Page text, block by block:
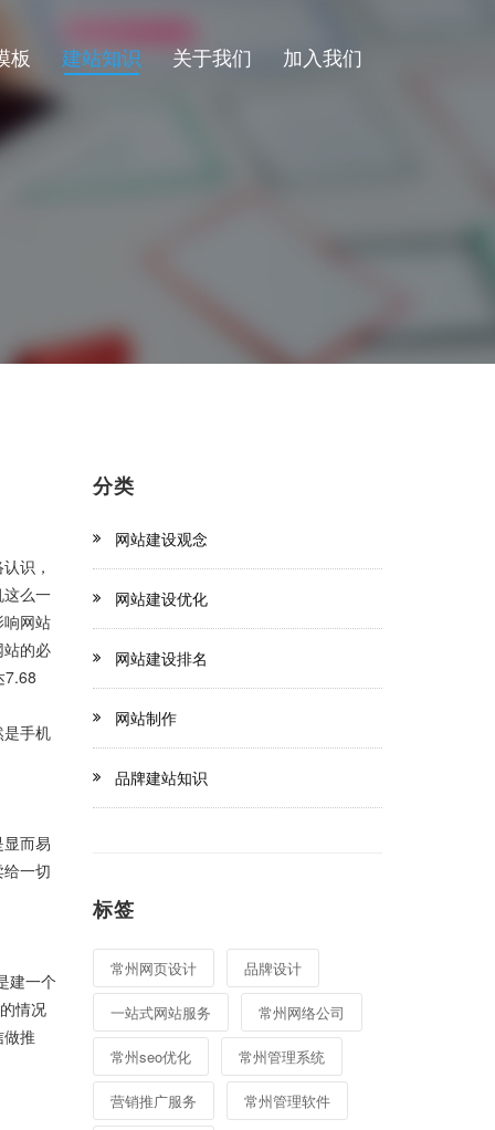
板 建站知识 关于我们 加入我们
识，
么一
网站
的必
7.68
是手机
而易
一切
建一个
情况
推
分类
网站建设观念
网站建设优化
网站建设排名
网站制作
品牌建站知识
标签
常州网页设计 品牌设计
一站式网站服务 常州网络公司
常州seo优化 常州管理系统
营销推广服务 常州管理软件